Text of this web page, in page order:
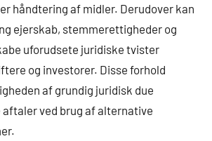
håndtering af midler. Derudover kan
ejerskab, stemmerettigheder og
uforudsete juridiske tvister
og investorer. Disse forhold
af grundig juridisk due
ved brug af alternative